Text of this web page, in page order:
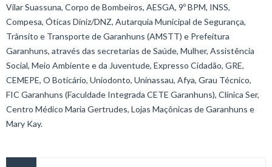
Vilar Suassuna, Corpo de Bombeiros, AESGA, 9º BPM, INSS,
Compesa, Óticas Diniz/DNZ, Autarquia Municipal de Segurança,
Trânsito e Transporte de Garanhuns (AMSTT) e Prefeitura
Garanhuns, através das secretarias de Saúde, Mulher, Assistência
Social, Meio Ambiente e da Juventude, Expresso Cidadão, GRE,
CEMEPE, O Boticário, Uniodonto, Uninassau, Afya, Grau Técnico,
FIC Garanhuns (Faculdade Integrada CETE Garanhuns), Clínica Ser,
Centro Médico Maria Gertrudes, Lojas Maçônicas de Garanhuns e
Mary Kay.